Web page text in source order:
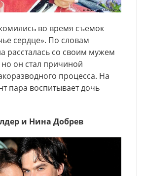
во время съемок
сердце». По словам
рассталась со своим мужем
но он стал причиной
процесса. На
пара воспитывает дочь
и Нина Добрев